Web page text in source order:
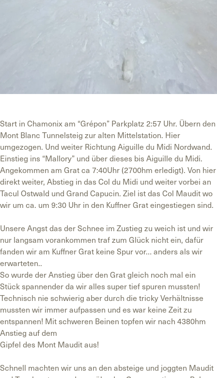
Start in Chamonix am “Grépon” Parkplatz 2:57 Uhr. Übern den
Mont Blanc Tunnelsteig zur alten Mittelstation. Hier
umgezogen. Und weiter Richtung Aiguille du Midi Nordwand.
Einstieg ins “Mallory” und über dieses bis Aiguille du Midi.
Angekommen am Grat ca 7:40Uhr (2700hm erledigt). Von hier
direkt weiter, Abstieg in das Col du Midi und weiter vorbei an
Tacul Ostwald und Grand Capucin. Ziel ist das Col Maudit wo
wir um ca. um 9:30 Uhr in den Kuffner Grat eingestiegen sind.
Unsere Angst das der Schnee im Zustieg zu weich ist und wir
nur langsam vorankommen traf zum Glück nicht ein, dafür
fanden wir am Kuffner Grat keine Spur vor… anders als wir
erwarteten..
So wurde der Anstieg über den Grat gleich noch mal ein
Stück spannender da wir alles super tief spuren mussten!
Technisch nie schwierig aber durch die tricky Verhältnisse
mussten wir immer aufpassen und es war keine Zeit zu
entspannen! Mit schweren Beinen topfen wir nach 4380hm
Anstieg auf dem
Gipfel des Mont Maudit aus!
Schnell machten wir uns an den absteige und joggten Maudit